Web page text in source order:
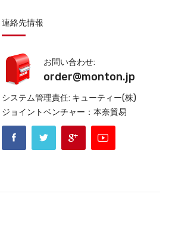
連絡先情報
お問い合わせ:
order@monton.jp
システム管理責任: キューティー(株)
ジョイントベンチャー：本奈貿易